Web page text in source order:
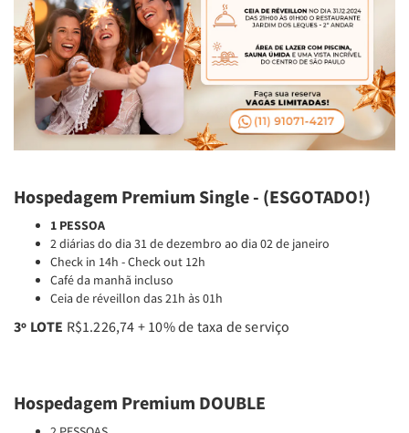
Hospedagem Premium Single - (ESGOTADO!)
1 PESSOA
2 diárias do dia 31 de dezembro ao dia 02 de janeiro
Check in 14h - Check out 12h
Café da manhã incluso
Ceia de réveillon das 21h às 01h
3º LOTE R$1.226,74 + 10% de taxa de serviço
Hospedagem Premium DOUBLE